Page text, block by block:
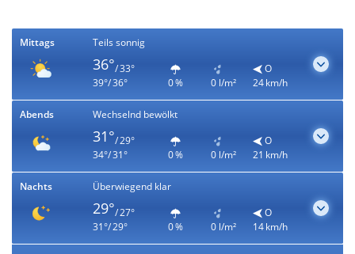
Mittags Teils sonnig
36°/ 33°
39°/ 36°
0 % 0 l/m²
O
24 km/h
Abends Wechselnd bewölkt
31°/ 29°
34°/ 31°
0 % 0 l/m²
O
21 km/h
Nachts Überwiegend klar
29°/ 27°
31°/ 29°
0 % 0 l/m²
O
14 km/h